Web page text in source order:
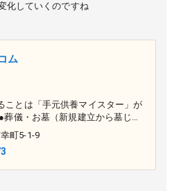
化していくのですね
ム
ことは「手元供養マイスター」が
儀・お墓（新規建立から墓じま
永代供養・海洋散骨・樹木葬・自
・生前整理・遺品整理・各種保険
とすべて ●ペットの供養について
ペット霊園・ペットの手元供養・
代行をはじめとする介護の悩み
幸町5-1-9